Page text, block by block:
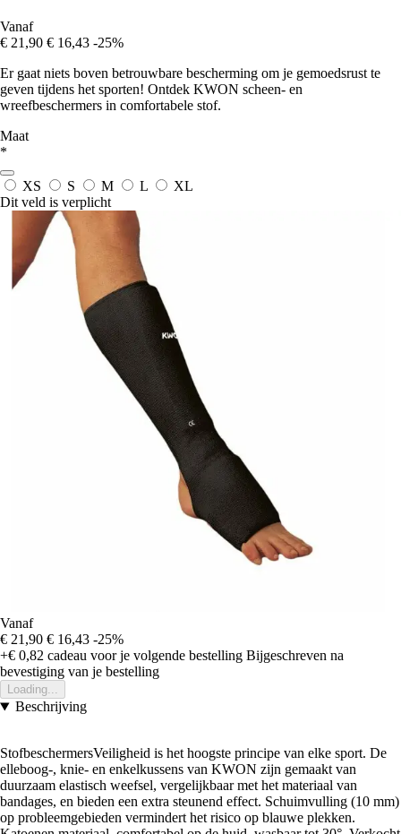
Vanaf
€ 21,90 € 16,43 -25%
Er gaat niets boven betrouwbare bescherming om je gemoedsrust te
geven tijdens het sporten! Ontdek KWON scheen- en
wreefbeschermers in comfortabele stof.
Maat
*
XS S M L
XL
Dit veld is verplicht
Vanaf
€ 21,90 € 16,43 -25%
+€ 0,82 cadeau voor je volgende bestelling Bijgeschreven na
bevestiging van je bestelling
Loading...
Beschrijving
StofbeschermersVeiligheid is het hoogste principe van elke sport. De
elleboog-, knie- en enkelkussens van KWON zijn gemaakt van
duurzaam elastisch weefsel, vergelijkbaar met het materiaal van
bandages, en bieden een extra steunend effect. Schuimvulling (10 mm)
op probleemgebieden vermindert het risico op blauwe plekken.